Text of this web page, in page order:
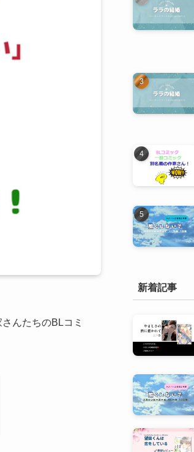
んたちのBLコミ
新着記事